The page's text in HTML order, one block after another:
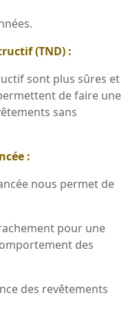
(TND) :
sont plus sûres et
de faire une
sans
:
nous permet de
pour une
des
des revêtements